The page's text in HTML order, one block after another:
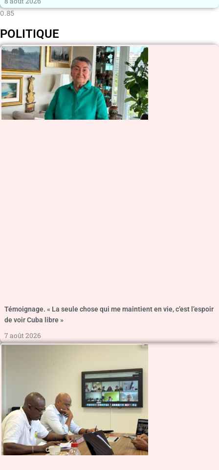
POLITIQUE
Témoignage. « La seule chose qui me maintient en vie, c’est l’espoir
de voir Cuba libre »
7 août 2026